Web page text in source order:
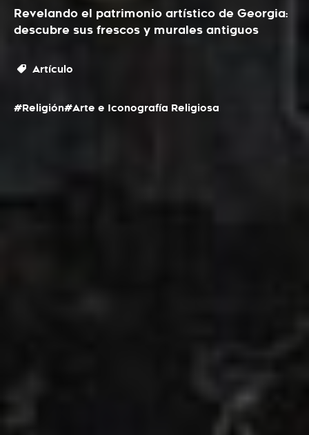
Revelando el patrimonio artístico de Georgia:
descubre sus frescos y murales antiguos
Artículo
#Religión#Arte e Iconografía Religiosa